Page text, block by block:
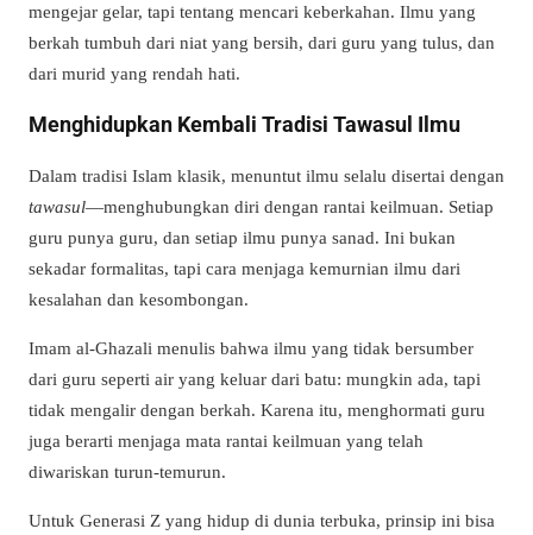
mengejar gelar, tapi tentang mencari keberkahan. Ilmu yang
berkah tumbuh dari niat yang bersih, dari guru yang tulus, dan
dari murid yang rendah hati.
Menghidupkan Kembali Tradisi Tawasul Ilmu
Dalam tradisi Islam klasik, menuntut ilmu selalu disertai dengan
tawasul—menghubungkan diri dengan rantai keilmuan. Setiap
guru punya guru, dan setiap ilmu punya sanad. Ini bukan
sekadar formalitas, tapi cara menjaga kemurnian ilmu dari
kesalahan dan kesombongan.
Imam al-Ghazali menulis bahwa ilmu yang tidak bersumber
dari guru seperti air yang keluar dari batu: mungkin ada, tapi
tidak mengalir dengan berkah. Karena itu, menghormati guru
juga berarti menjaga mata rantai keilmuan yang telah
diwariskan turun-temurun.
Untuk Generasi Z yang hidup di dunia terbuka, prinsip ini bisa